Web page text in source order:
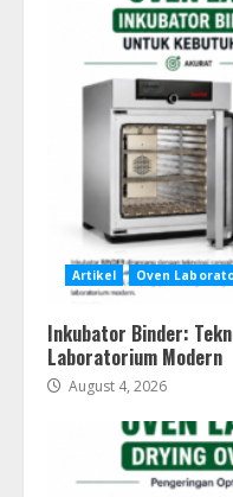
Artikel Oven
Inkubator Binder:
Laboratorium Modern
August 4, 2026